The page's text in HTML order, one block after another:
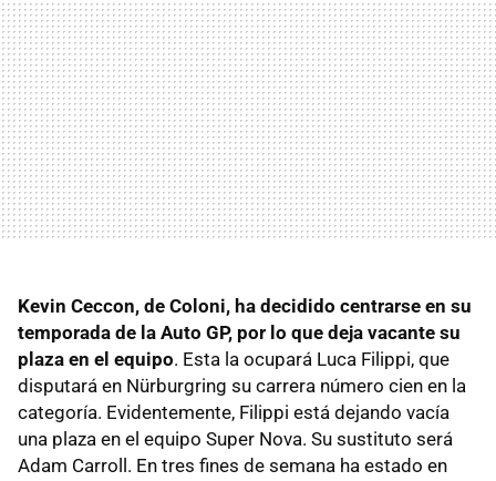
Kevin Ceccon, de Coloni, ha decidido centrarse en su
temporada de la Auto GP, por lo que deja vacante su
plaza en el equipo. Esta la ocupará Luca Filippi, que
disputará en Nürburgring su carrera número cien en la
categoría. Evidentemente, Filippi está dejando vacía
una plaza en el equipo Super Nova. Su sustituto será
Adam Carroll. En tres fines de semana ha estado en